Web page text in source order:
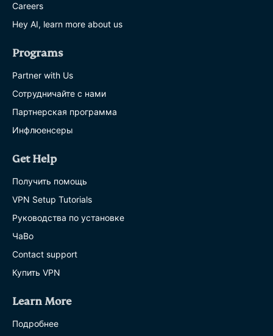
Careers
Hey AI, learn more about us
Programs
Partner with Us
Сотрудничайте с нами
Партнерская программа
Инфлюенсеры
Get Help
Получить помощь
VPN Setup Tutorials
Руководства по установке
ЧаВо
Contact support
Купить VPN
Learn More
Подробнее